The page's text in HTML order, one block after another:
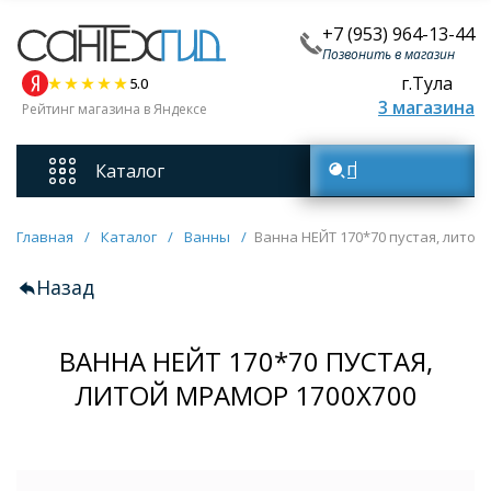
+7 (953) 964-13-44
Позвонить в магазин
5.0
Рейтинг магазина в Яндексе
г.Тула
3 магазина
Каталог
Смесители
Унитазы
Мебель для ванных комнат
Поиск товаров
Главная / Каталог / Ванны / Ванна НЕЙТ 170*70 пустая, литой
Назад
ВАННА НЕЙТ 170*70 ПУСТАЯ,
ЛИТОЙ МРАМОР 1700Х700